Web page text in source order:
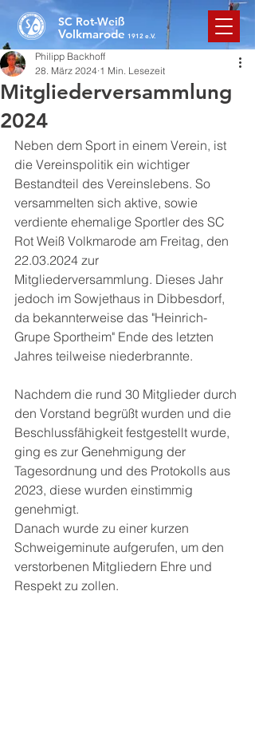
SC Rot-Weiß
Volkmarode 1912 e.V.
Mitgliederversammlung
2024
Philipp Backhoff
28. März 2024 1 Min. Lesezeit
Neben dem Sport in einem Verein, ist
die Vereinspolitik ein wichtiger
Bestandteil des Vereinslebens. So
versammelten sich aktive, sowie
verdiente ehemalige Sportler des SC
Rot Weiß Volkmarode am Freitag, den
22.03.2024 zur
Mitgliederversammlung. Dieses Jahr
jedoch im Sowjethaus in Dibbesdorf,
da bekannterweise das "Heinrich-
Grupe Sportheim" Ende des letzten
Jahres teilweise niederbrannte.
Nachdem die rund 30 Mitglieder durch
den Vorstand begrüßt wurden und die
Beschlussfähigkeit festgestellt wurde,
ging es zur Genehmigung der
Tagesordnung und des Protokolls aus
2023, diese wurden einstimmig
genehmigt.
Danach wurde zu einer kurzen
Schweigeminute aufgerufen, um den
verstorbenen Mitgliedern Ehre und
Respekt zu zollen.